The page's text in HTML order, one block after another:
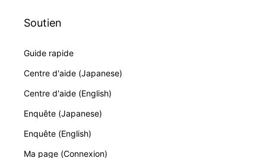
Soutien
Guide rapide
Centre d'aide (Japanese)
Centre d'aide (English)
Enquête (Japanese)
Enquête (English)
Ma page (Connexion)